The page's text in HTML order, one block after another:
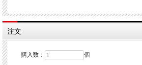
グラスのドリンクが４色
注文
購入数： 個